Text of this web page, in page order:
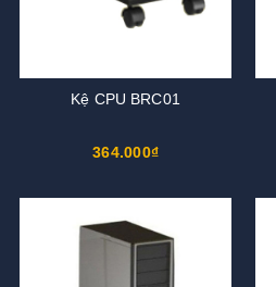
Kệ CPU BRC01
364.000₫